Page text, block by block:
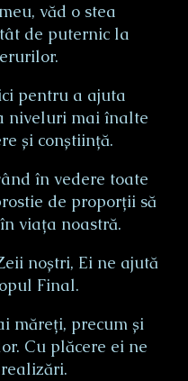
văd o stea
de puternic la
pentru a ajuta
niveluri mai înalte
și conștiință.
în vedere toate
de proporții să
viața noastră.
noștri, Ei ne ajută
Final.
măreți, precum și
Cu plăcere ei ne